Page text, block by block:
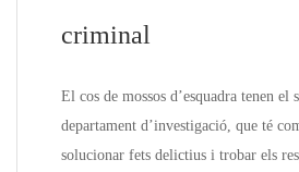
criminal
El cos de mossos d’esquadra tenen el
departament d’investigació, que té
solucionar fets delictius i trobar els